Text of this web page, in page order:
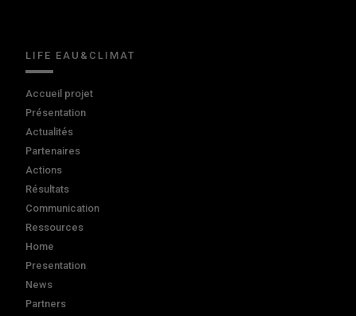
LIFE EAU&CLIMAT
Accueil projet
Présentation
Actualités
Partenaires
Actions
Résultats
Communication
Ressources
Home
Presentation
News
Partners